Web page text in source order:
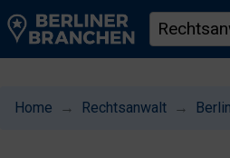
Home Rechtsanwalt Berlin